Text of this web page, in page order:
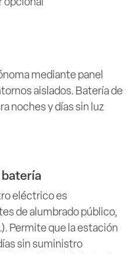
opcional
mediante panel
aislados. Batería de
noches y días sin luz
eléctrico es
de alumbrado público,
Permite que la estación
sin suministro